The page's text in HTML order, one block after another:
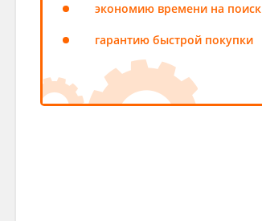
экономию времени на поиск
гарантию быстрой покупки